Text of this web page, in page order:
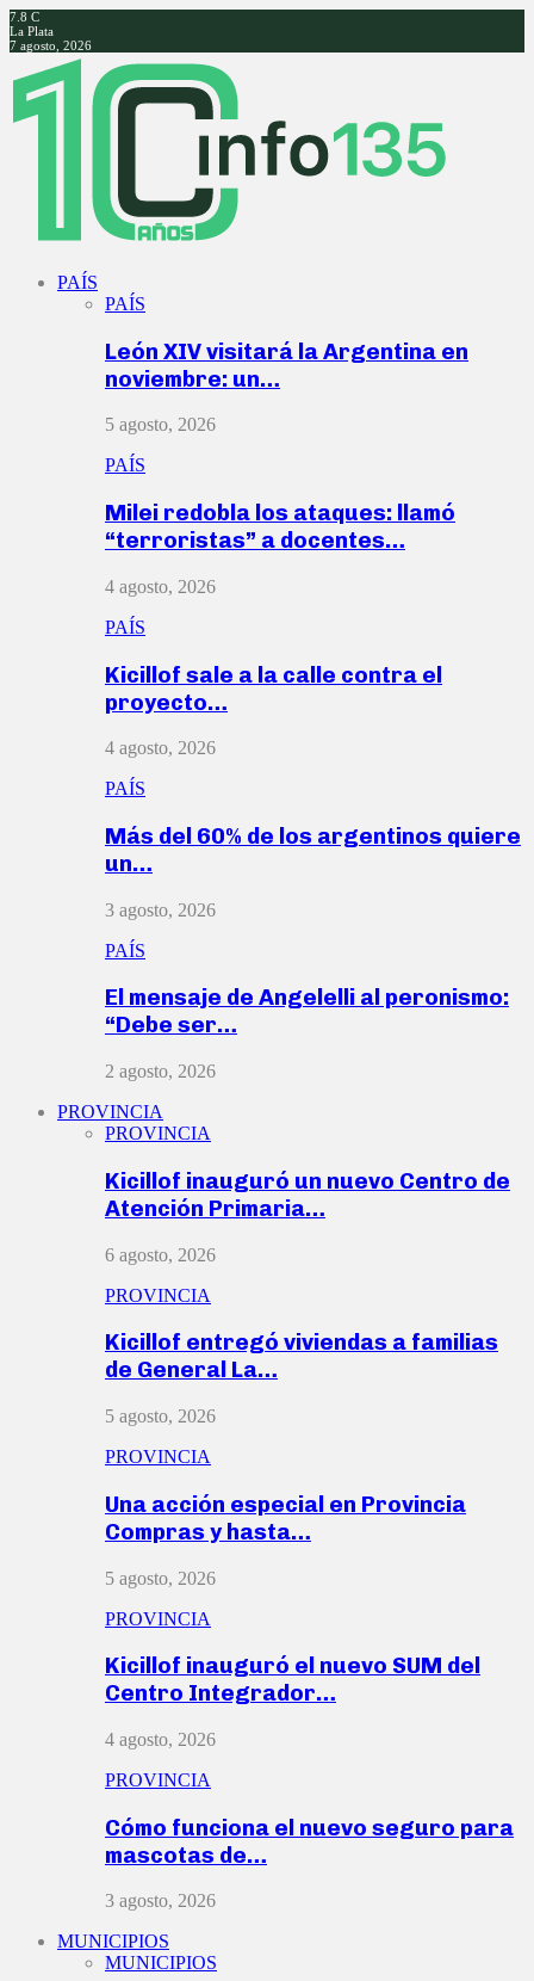
7.8 C
La Plata
7 agosto, 2026
Facebook
Twitter
Instagram
Youtube
PAÍS
PAÍS
León XIV visitará la Argentina en
noviembre: un…
5 agosto, 2026
PAÍS
Milei redobla los ataques: llamó
“terroristas” a docentes…
4 agosto, 2026
PAÍS
Kicillof sale a la calle contra el
proyecto…
4 agosto, 2026
PAÍS
Más del 60% de los argentinos quiere
un…
3 agosto, 2026
PAÍS
El mensaje de Angelelli al peronismo:
“Debe ser…
2 agosto, 2026
PROVINCIA
PROVINCIA
Kicillof inauguró un nuevo Centro de
Atención Primaria…
6 agosto, 2026
PROVINCIA
Kicillof entregó viviendas a familias
de General La…
5 agosto, 2026
PROVINCIA
Una acción especial en Provincia
Compras y hasta…
5 agosto, 2026
PROVINCIA
Kicillof inauguró el nuevo SUM del
Centro Integrador…
4 agosto, 2026
PROVINCIA
Cómo funciona el nuevo seguro para
mascotas de…
3 agosto, 2026
MUNICIPIOS
MUNICIPIOS